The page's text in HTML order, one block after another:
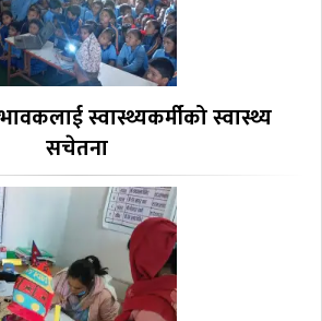
स्वास्थ्यकर्मीको स्वास्थ्य
सचेतना